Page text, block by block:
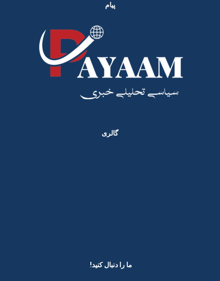
پیام
گالری
ما را دنبال کنید! ​